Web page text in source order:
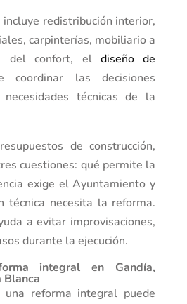
redistribución interior,
carpinterías, mobiliario a
del confort, el diseño de
coordinar las decisiones
técnicas de la
de construcción,
cuestiones: qué permite la
exige el Ayuntamiento y
técnica necesita la reforma.
a evitar improvisaciones,
durante la ejecución.
integral en Gandía,
Blanca
reforma integral puede